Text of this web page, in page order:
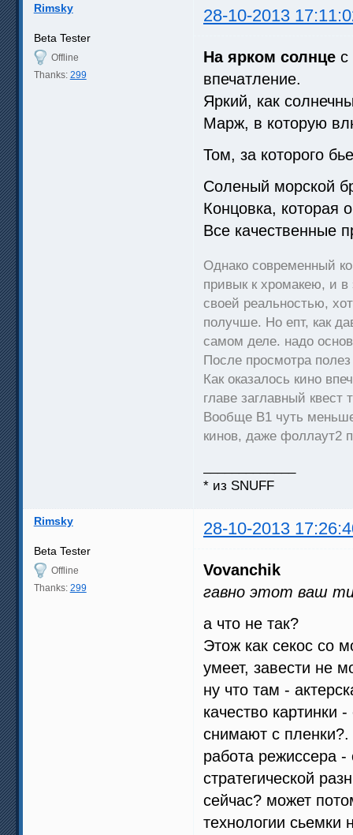
Rimsky 28-10-2013
Beta Tester
Offline
Thanks: 299
На ярком солнце c
впечатление.
Яркий, как
Марж, в которую
Том, за которого
Соленый морской
Концовка, которая
Все качественные
Однако современный
привык к хромакею, и
своей реальностью,
получше. Но епт, как
самом деле. надо
После просмотра
Как оказалось кино
главе заглавный квест
Вообще В1 чуть меньше
кинов, даже фоллаут2
* из SNUFF
Rimsky 28-10-2013
Beta Tester
Offline
Thanks: 299
Vovanchik
гавно этот ваш
а что не так?
Этож как секос со
умеет, завести не
ну что там -
качество картинки
снимают с пленки?.
работа режиссера
стратегической
сейчас? может
технологии сьемки